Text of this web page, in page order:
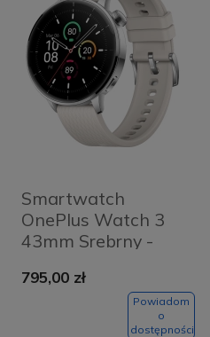
Smartwatch
OnePlus Watch 3
43mm Srebrny -
795,00 zł
Powiadom
o
dostępności